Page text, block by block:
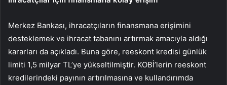
Merkez Bankası, ihracatçıların finansmana erişimini
desteklemek ve ihracat tabanını artırmak amacıyla aldığı
kararları da açıkladı. Buna göre, reeskont kredisi günlük
limiti 1,5 milyar TL’ye yükseltilmiştir. KOBİ’lerin reeskont
kredilerindeki payının artırılmasına ve kullandırımda